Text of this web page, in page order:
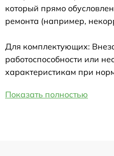
который прямо
ремонта (например,
Для комплектующих:
работоспособности или
характеристикам при
Показать полностью